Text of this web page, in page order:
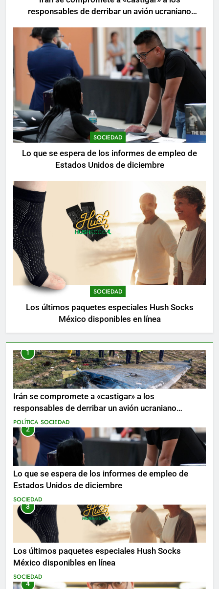
responsables de derribar un avión ucraniano
SOCIEDAD
Lo que se espera de los informes de empleo de
Estados Unidos de diciembre
SOCIEDAD
Los últimos paquetes especiales Hush Socks
México disponibles en línea
1
Irán se compromete a «castigar» a los
responsables de derribar un avión ucraniano
mientras se realizan arrestos
POLÍTICA SOCIEDAD
2
Lo que se espera de los informes de empleo de
Estados Unidos de diciembre
SOCIEDAD
3
Los últimos paquetes especiales Hush Socks
México disponibles en línea
SOCIEDAD
4